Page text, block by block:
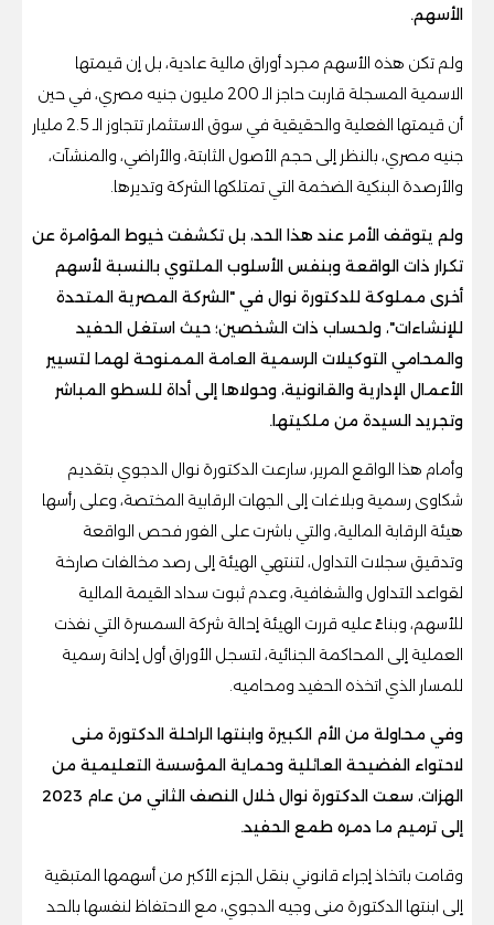
الأسهم.
ولم تكن هذه الأسهم مجرد أوراق مالية عادية، بل إن قيمتها
الاسمية المسجلة قاربت حاجز الـ 200 مليون جنيه مصري، في حين
أن قيمتها الفعلية والحقيقية في سوق الاستثمار تتجاوز الـ 2.5 مليار
جنيه مصري، بالنظر إلى حجم الأصول الثابتة، والأراضي، والمنشآت،
والأرصدة البنكية الضخمة التي تمتلكها الشركة وتديرها.
ولم يتوقف الأمر عند هذا الحد، بل تكشفت خيوط المؤامرة عن
تكرار ذات الواقعة وبنفس الأسلوب الملتوي بالنسبة لأسهم
أخرى مملوكة للدكتورة نوال في "الشركة المصرية المتحدة
للإنشاءات"، ولحساب ذات الشخصين؛ حيث استغل الحفيد
والمحامي التوكيلات الرسمية العامة الممنوحة لهما لتسيير
الأعمال الإدارية والقانونية، وحولاها إلى أداة للسطو المباشر
وتجريد السيدة من ملكيتها.
وأمام هذا الواقع المرير، سارعت الدكتورة نوال الدجوي بتقديم
شكاوى رسمية وبلاغات إلى الجهات الرقابية المختصة، وعلى رأسها
هيئة الرقابة المالية، والتي باشرت على الفور فحص الواقعة
وتدقيق سجلات التداول، لتنتهي الهيئة إلى رصد مخالفات صارخة
لقواعد التداول والشفافية، وعدم ثبوت سداد القيمة المالية
للأسهم، وبناءً عليه قررت الهيئة إحالة شركة السمسرة التي نفذت
العملية إلى المحاكمة الجنائية، لتسجل الأوراق أول إدانة رسمية
للمسار الذي اتخذه الحفيد ومحاميه.
وفي محاولة من الأم الكبيرة وابنتها الراحلة الدكتورة منى
لاحتواء الفضيحة العائلية وحماية المؤسسة التعليمية من
الهزات، سعت الدكتورة نوال خلال النصف الثاني من عام 2023
إلى ترميم ما دمره طمع الحفيد.
وقامت باتخاذ إجراء قانوني بنقل الجزء الأكبر من أسهمها المتبقية
إلى ابنتها الدكتورة منى وجيه الدجوي، مع الاحتفاظ لنفسها بالحد